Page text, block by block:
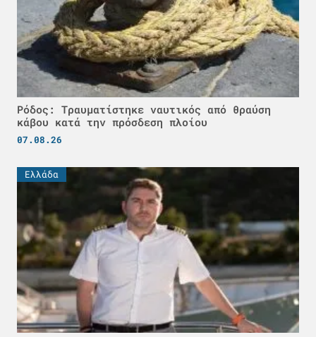
Ρόδος: Τραυματίστηκε ναυτικός από θραύση
κάβου κατά την πρόσδεση πλοίου
07.08.26
Ελλάδα